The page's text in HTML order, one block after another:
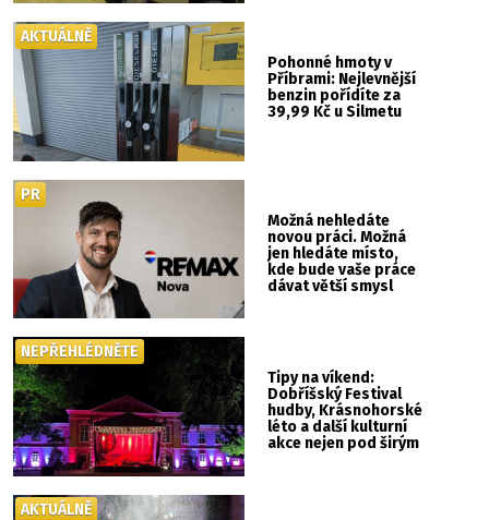
Pohonné hmoty v
Příbrami: Nejlevnější
benzin pořídíte za
39,99 Kč u Silmetu
AKTUÁLNĚ
Možná nehledáte
novou práci. Možná
jen hledáte místo,
kde bude vaše práce
dávat větší smysl
PR
Tipy na víkend:
Dobříšský Festival
hudby, Krásnohorské
léto a další kulturní
akce nejen pod širým
NEPŘEHLÉDNĚTE
AKTUÁLNĚ